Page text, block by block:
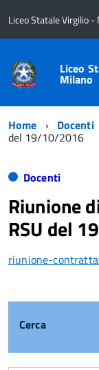
Liceo Statale Virgilio -
Liceo
Milano
Home Docenti
del 19/10/2016
Docenti
Riunione
RSU del
riunione-
Cerca